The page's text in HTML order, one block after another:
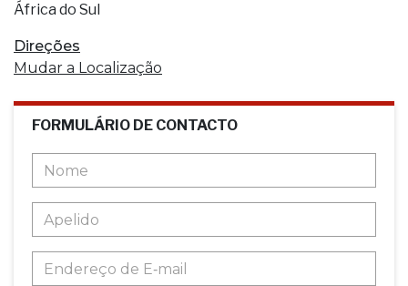
África do Sul
Direções
Mudar a Localização
FORMULÁRIO DE CONTACTO